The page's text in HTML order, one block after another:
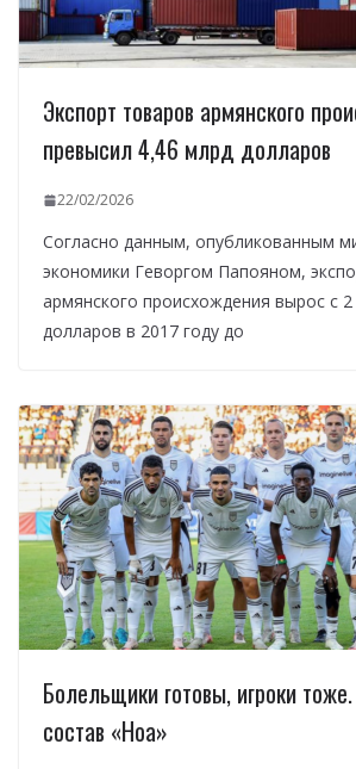
Экспорт товаров армянского
превысил 4,46 млрд долларов
22/02/2026
Согласно данным, опубликованным
экономики Геворгом Папояном,
армянского происхождения вырос с
долларов в 2017 году до
Болельщики готовы, игроки
состав «Ноа»